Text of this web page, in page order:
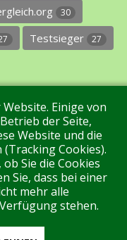
30
Testsieger 27
uns Kontakt
Login
Einige von
der Seite,
Website und die
Cookies).
Sie die Cookies
Sie, dass bei einer
mehr alle
stehen.